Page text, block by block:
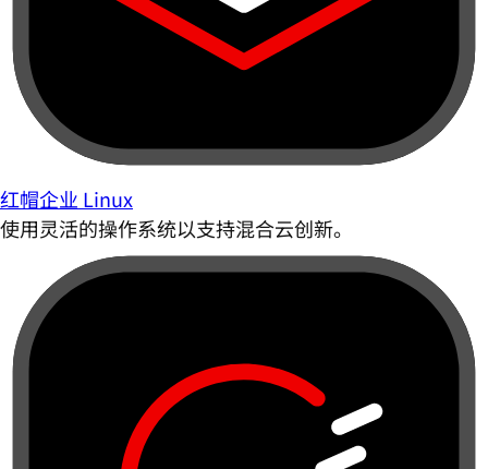
红帽企业 Linux
使用灵活的操作系统以支持混合云创新。